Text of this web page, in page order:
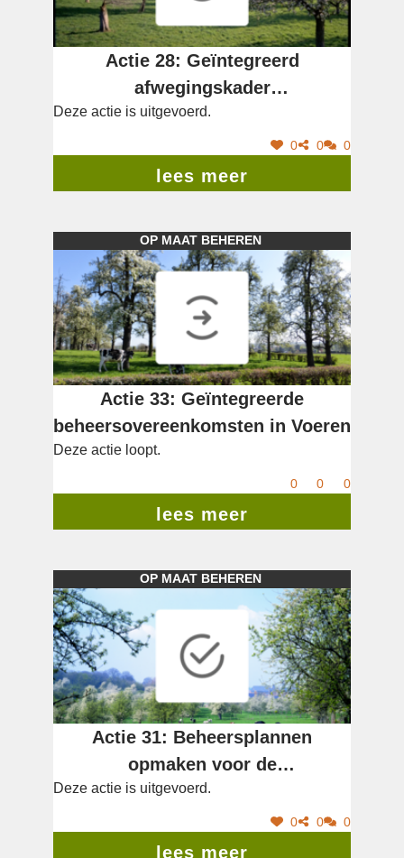
Actie 28: Geïntegreerd
afwegingskader
beheersmaatregelen
Deze actie is uitgevoerd.
0 0 0
lees meer
OP MAAT BEHEREN
Actie 33: Geïntegreerde
beheersovereenkomsten in Voeren
Deze actie loopt.
0 0 0
lees meer
OP MAAT BEHEREN
Actie 31: Beheersplannen
opmaken voor de
cultuurhistorische landschappen
Kuttekoven en Abdij van Kolen
Deze actie is uitgevoerd.
0 0 0
lees meer